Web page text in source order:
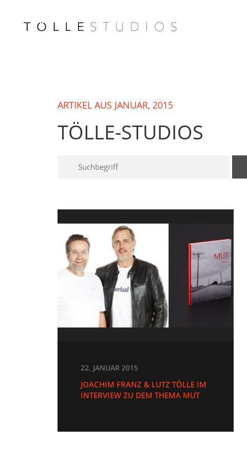
ARTIKEL AUS JANUAR, 2015
TÖLLE-STUDIOS
22. JANUAR 2015
JOACHIM FRANZ & LUTZ TÖLLE IM
INTERVIEW ZU DEM THEMA MUT